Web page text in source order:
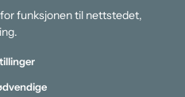
funksjonen til nettstedet,